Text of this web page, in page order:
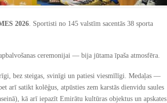
2026. Sportisti no 145 valstīm sacentās 38 sporta
ceremonijai — bija jūtama īpaša atmosfēra.
bez steigas, svinīgi un patiesi viesmīlīgi. Medaļas —
arī satikt kolēģus, atpūsties zem karstās dienvidu saules
kā arī iepazīt Emirātu kultūras objektus un apskates